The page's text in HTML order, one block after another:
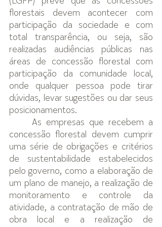
florestais devem acontecer com
participação da sociedade e com
total transparência, ou seja, são
realizadas audiências públicas nas
áreas de concessão florestal com
participação da comunidade local,
onde qualquer pessoa pode tirar
dúvidas, levar sugestões ou dar seus
posicionamentos.
As empresas que recebem a
concessão florestal devem cumprir
uma série de obrigações e critérios
de sustentabilidade estabelecidos
pelo governo, como a elaboração de
um plano de manejo, a realização de
monitoramento e controle da
atividade, a contratação de mão de
obra local e a realização de